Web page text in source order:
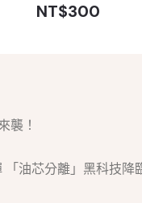
NT$300
襲！
「油芯分離」黑科技降